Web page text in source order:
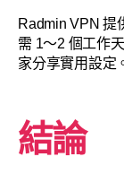
Radmin VPN 提
需 1～2 個工作
家分享實用設定
結論